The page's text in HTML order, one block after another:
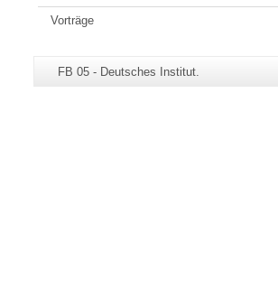
Vorträge
Zusätzliche
Seiten-
FB 05 - Deutsches Institut.